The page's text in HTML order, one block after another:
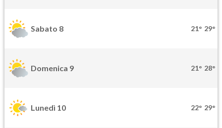
Sabato 8 21° 29°
Domenica 9 21° 28°
Lunedì 10 22° 29°